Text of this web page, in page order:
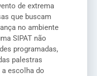
de extrema
que buscam
no ambiente
SIPAT não
programadas,
palestras
escolha do